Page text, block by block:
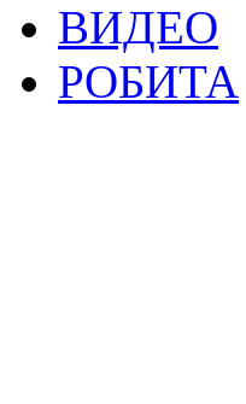
ВИДЕО
РОБИТА